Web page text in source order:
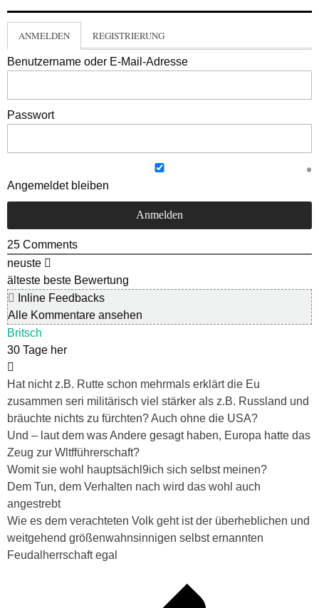
ANMELDEN REGISTRIERUNG
Benutzername oder E-Mail-Adresse
Passwort
Angemeldet bleiben
25 Comments
neuste
älteste beste Bewertung
Inline Feedbacks
Alle Kommentare ansehen
Britsch
30 Tage her
Hat nicht z.B. Rutte schon mehrmals erklärt die Eu
zusammen seri militärisch viel stärker als z.B. Russland und
bräuchte nichts zu fürchten? Auch ohne die USA?
Und – laut dem was Andere gesagt haben, Europa hatte das
Zeug zur Wltfführerschaft?
Womit sie wohl hauptsächl9ich sich selbst meinen?
Dem Tun, dem Verhalten nach wird das wohl auch
angestrebt
Wie es dem verachteten Volk geht ist der überheblichen und
weitgehend größenwahnsinnigen selbst ernannten
Feudalherrschaft egal